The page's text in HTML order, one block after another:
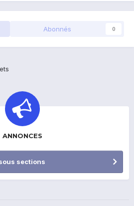
Abonnés 0
ANNONCES
sections